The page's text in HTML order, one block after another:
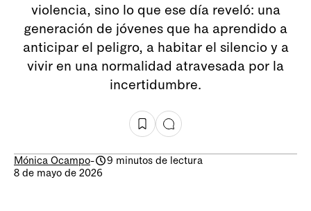
violencia, sino lo que ese día reveló: una
generación de jóvenes que ha aprendido a
anticipar el peligro, a habitar el silencio y a
vivir en una normalidad atravesada por la
incertidumbre.
Mónica Ocampo-
9 minutos de lectura
8 de mayo de 2026